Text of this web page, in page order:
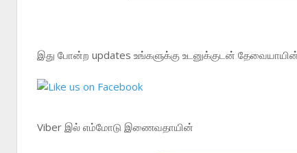
இது போன்ற updates உங்களுக்கு உடனுக்குடன்
Viber இல் எம்மோடு இணைவதாயின்